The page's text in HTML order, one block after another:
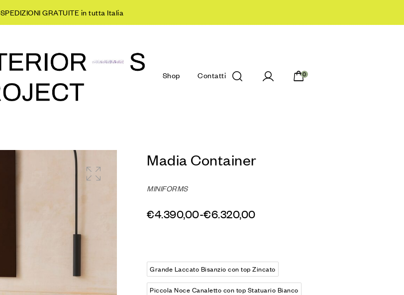
SPEDIZIONI GRATUITE in tutta Italia
Shop Contatti 0
Madia Container
MINIFORMS
€4.390,00-€6.320,00
Grande Laccato Bisanzio con top Zincato
Piccola Noce Canaletto con top Statuario Bianco